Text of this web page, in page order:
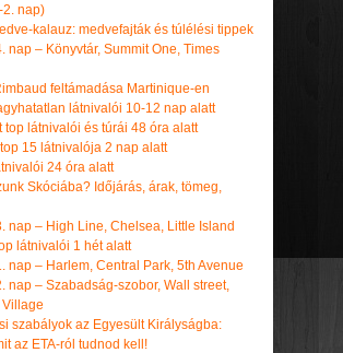
2. nap)
kalauz: medvefajták és túlélési tippek
nap – Könyvtár, Summit One, Times
feltámadása Martinique-en
látnivalói 10-12 nap alatt
top látnivalói és túrái 48 óra alatt
15 látnivalója 2 nap alatt
24 óra alatt
Skóciába? Időjárás, árak, tömeg,
nap – High Line, Chelsea, Little Island
látnivalói 1 hét alatt
nap – Harlem, Central Park, 5th Avenue
nap – Szabadság-szobor, Wall street,
szabályok az Egyesült Királyságba:
az ETA-ról tudnod kell!